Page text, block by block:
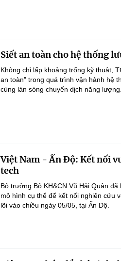
Siết an toàn cho hệ thống
Không chỉ lấp khoảng trống kỹ thuật,
an toàn" trong quá trình vận hành hệ
cùng làn sóng chuyển dịch năng
Việt Nam - Ấn Độ: Kết nối
tech
Bộ trưởng Bộ KH&CN Vũ Hải Quân
mô hình cụ thể để kết nối nghiên cứu
lõi vào chiều ngày 05/05, tại Ấn Độ.